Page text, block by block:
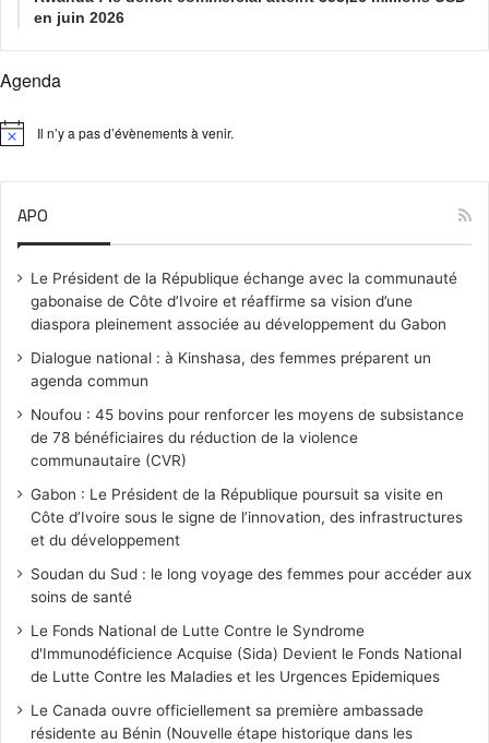
en juin 2026
Agenda
N
Il n’y a pas d’évènements à venir.
APO
Le Président de la République échange avec la communauté
gabonaise de Côte d’Ivoire et réaffirme sa vision d’une
diaspora pleinement associée au développement du Gabon
Dialogue national : à Kinshasa, des femmes préparent un
agenda commun
Noufou : 45 bovins pour renforcer les moyens de subsistance
de 78 bénéficiaires du réduction de la violence
communautaire (CVR)
Gabon : Le Président de la République poursuit sa visite en
Côte d’Ivoire sous le signe de l’innovation, des infrastructures
et du développement
Soudan du Sud : le long voyage des femmes pour accéder aux
soins de santé
Le Fonds National de Lutte Contre le Syndrome
d'Immunodéficience Acquise (Sida) Devient le Fonds National
de Lutte Contre les Maladies et les Urgences Epidemiques
Le Canada ouvre officiellement sa première ambassade
résidente au Bénin (Nouvelle étape historique dans les